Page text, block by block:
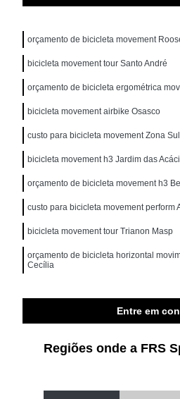
orçamento de bicicleta movement
bicicleta movement tour Santo André
orçamento de bicicleta ergométrica
bicicleta movement airbike Osasco
custo para bicicleta movement Zona Sul
bicicleta movement h3 Jardim das
orçamento de bicicleta movement h3
custo para bicicleta movement perform
bicicleta movement tour Trianon Masp
orçamento de bicicleta horizontal
Cecília
Entre em
Regiões onde a FRS